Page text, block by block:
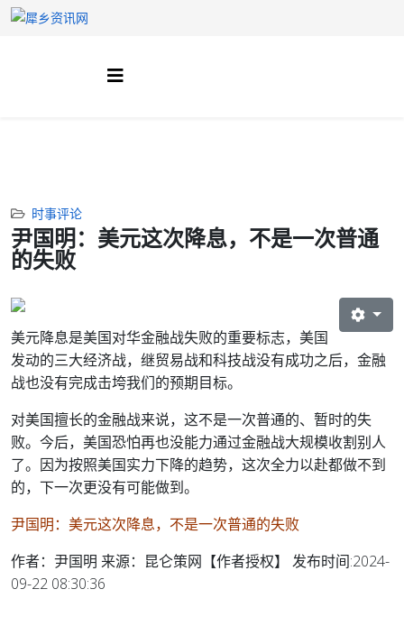
时事评论
尹国明：美元这次降息，不是一次普通
的失败
美元降息是美国对华金融战失败的重要标志，美国
发动的三大经济战，继贸易战和科技战没有成功之后，金融
战也没有完成击垮我们的预期目标。
对美国擅长的金融战来说，这不是一次普通的、暂时的失
败。今后，美国恐怕再也没能力通过金融战大规模收割别人
了。因为按照美国实力下降的趋势，这次全力以赴都做不到
的，下一次更没有可能做到。
尹国明：美元这次降息，不是一次普通的失败
作者：尹国明 来源：昆仑策网【作者授权】 发布时间:2024-
09-22 08:30:36